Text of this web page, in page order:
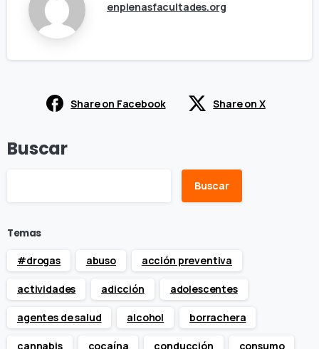
enplenasfacultades.org
Share on Facebook Share on X
Buscar
Buscar
Temas
#drogas
abuso acción preventiva
actividades adicción adolescentes
agentes de salud alcohol borrachera
cannabis cocaína conducción consumo